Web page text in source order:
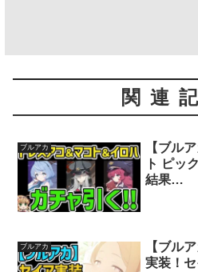
関連
ブルアカ
【ブル
ト ピッ
結果…
ブルアカ
【ブル
実装！